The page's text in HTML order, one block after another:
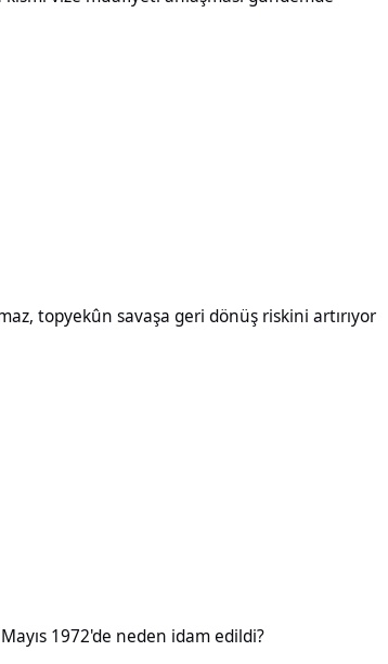
topyekûn savaşa geri dönüş riskini artırıyor
1972'de neden idam edildi?